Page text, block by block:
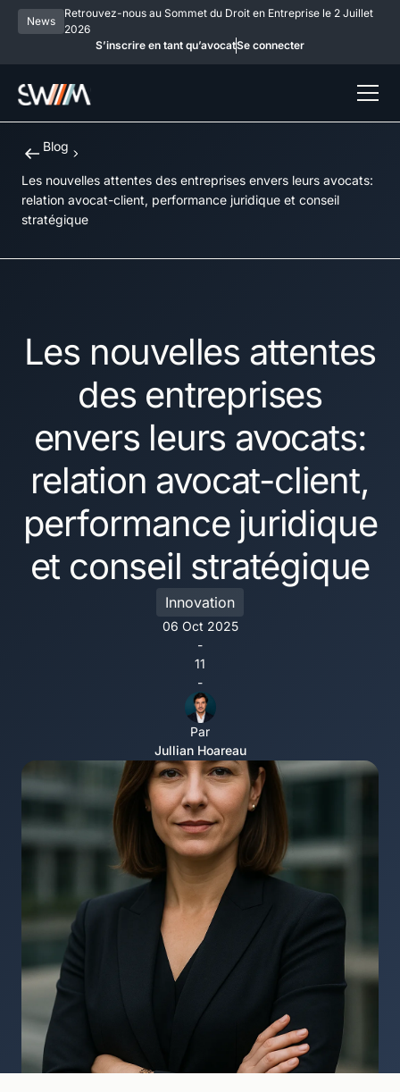
News
Retrouvez-nous au Sommet du Droit en Entreprise le 2 Juillet
2026
S’inscrire en tant qu’avocatSe connecter
Blog
Les nouvelles attentes des entreprises envers leurs avocats:
relation avocat-client, performance juridique et conseil
stratégique
Les nouvelles attentes
des entreprises
envers leurs avocats:
relation avocat-client,
performance juridique
et conseil stratégique
Innovation
06 Oct 2025
-
11
-
Par
Jullian Hoareau